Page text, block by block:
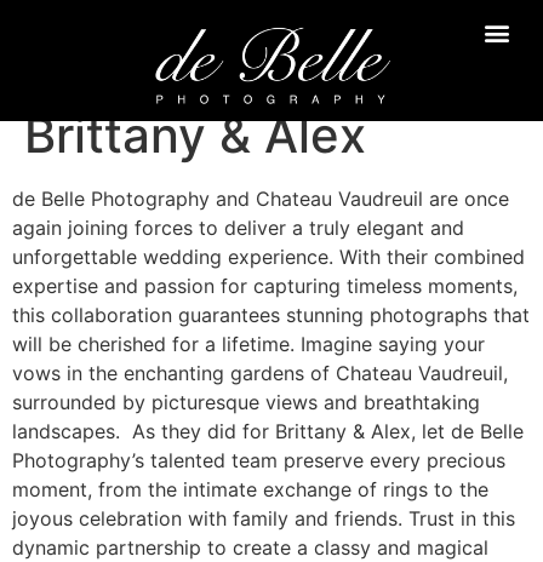
Brittany & Alex
de Belle Photography and Chateau Vaudreuil are once
again joining forces to deliver a truly elegant and
unforgettable wedding experience. With their combined
expertise and passion for capturing timeless moments,
this collaboration guarantees stunning photographs that
will be cherished for a lifetime. Imagine saying your
vows in the enchanting gardens of Chateau Vaudreuil,
surrounded by picturesque views and breathtaking
landscapes. As they did for Brittany & Alex, let de Belle
Photography’s talented team preserve every precious
moment, from the intimate exchange of rings to the
joyous celebration with family and friends. Trust in this
dynamic partnership to create a classy and magical